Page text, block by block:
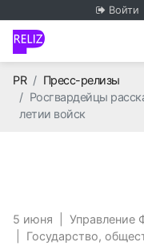
Войти
PRГлавная
Пресс-релизы
Росгвардейцы
летии войск
5 июня
Управление
Государство,